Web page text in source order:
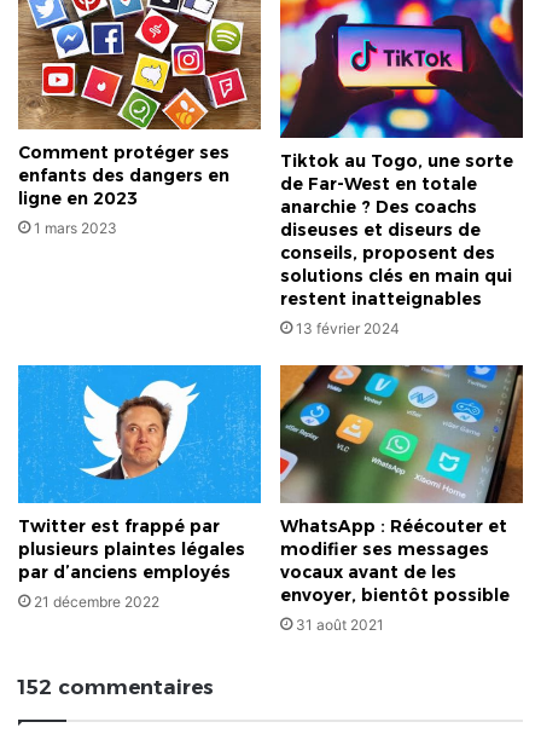
Comment protéger ses
enfants des dangers en
ligne en 2023
1 mars 2023
Tiktok au Togo, une sorte
de Far-West en totale
anarchie ? Des coachs
diseuses et diseurs de
conseils, proposent des
solutions clés en main qui
restent inatteignables
13 février 2024
Twitter est frappé par
plusieurs plaintes légales
par d’anciens employés
21 décembre 2022
WhatsApp : Réécouter et
modifier ses messages
vocaux avant de les
envoyer, bientôt possible
31 août 2021
152 commentaires